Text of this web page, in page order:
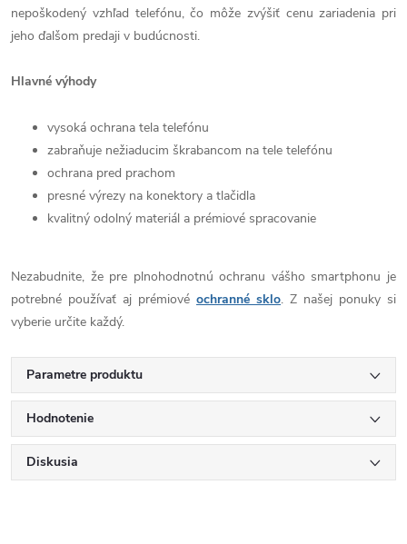
nepoškodený vzhľad telefónu, čo môže zvýšiť cenu zariadenia pri
jeho ďalšom predaji v budúcnosti.
Hlavné výhody
vysoká ochrana tela telefónu
zabraňuje nežiaducim škrabancom na tele telefónu
ochrana pred prachom
presné výrezy na konektory a tlačidla
kvalitný odolný materiál a prémiové spracovanie
Nezabudnite, že pre plnohodnotnú ochranu vášho smartphonu je
potrebné používať aj prémiové ochranné sklo. Z našej ponuky si
vyberie určite každý.
Parametre produktu
Hodnotenie
Diskusia